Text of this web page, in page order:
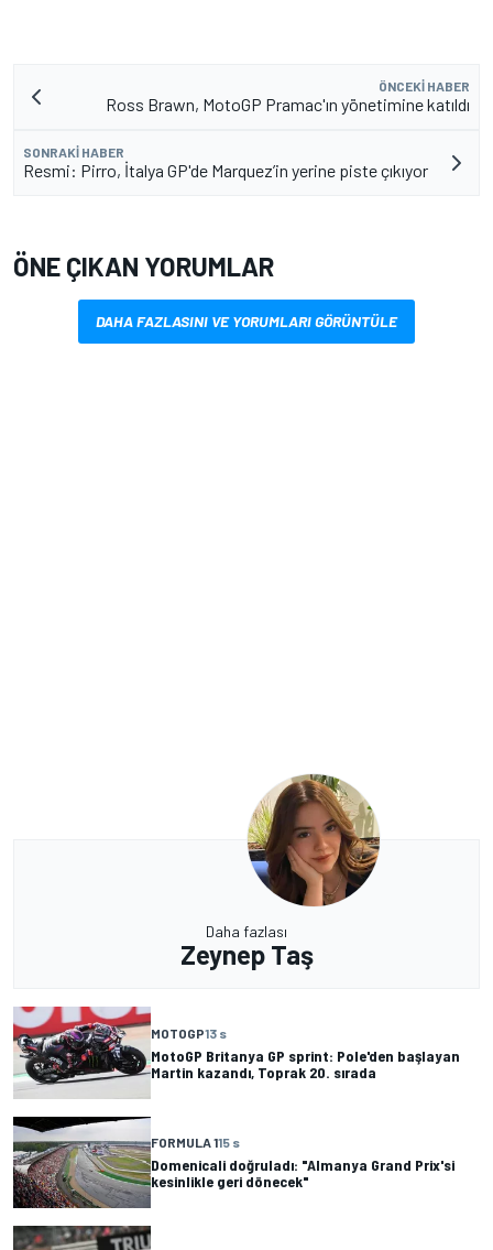
ÖNCEKI HABER
Ross Brawn, MotoGP Pramac'ın yönetimine katıldı
SONRAKI HABER
Resmi: Pirro, İtalya GP'de Marquez’in yerine piste çıkıyor
ÖNE ÇIKAN YORUMLAR
DAHA FAZLASINI VE YORUMLARI GÖRÜNTÜLE
Daha fazlası
Zeynep Taş
MOTOGP13 s
MotoGP Britanya GP sprint: Pole'den başlayan
Martin kazandı, Toprak 20. sırada
FORMULA 115 s
Domenicali doğruladı: "Almanya Grand Prix'si
kesinlikle geri dönecek"